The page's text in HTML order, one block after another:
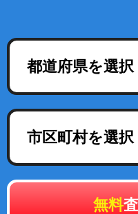
都道府県を選択
市区町村を選択
無料